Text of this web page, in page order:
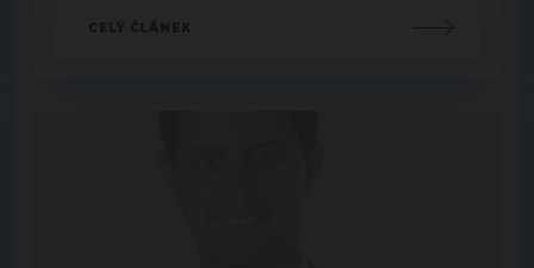
CELÝ ČLÁNEK